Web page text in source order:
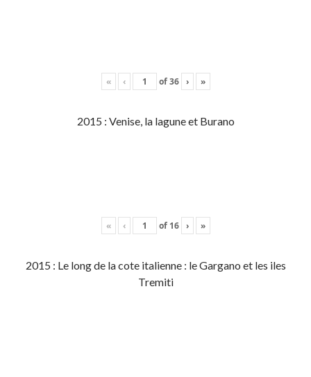
« ‹ of36 › »
2015 : Venise, la lagune et Burano
« ‹ of 16 › »
2015 : Le long de la cote italienne : le Gargano et les iles
Tremiti